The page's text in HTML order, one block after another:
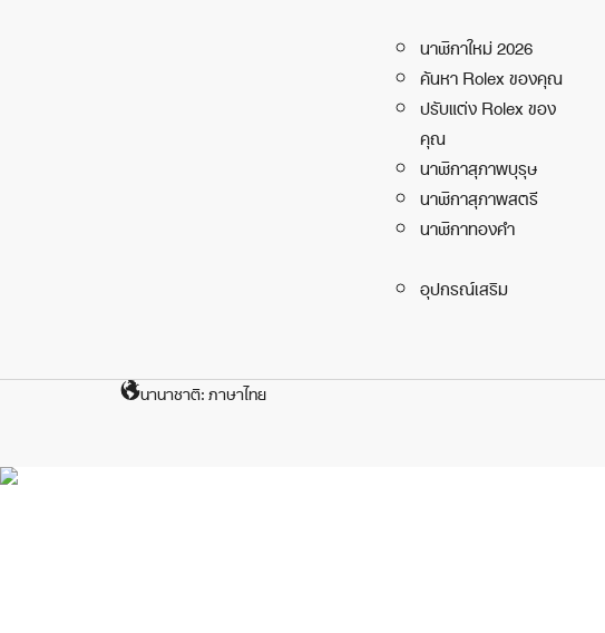
นาฬิกาใหม่ 2026
ค้นหา Rolex ของคุณ
ปรับแต่ง Rolex ของ
คุณ
นาฬิกาสุภาพบุรุษ
นาฬิกาสุภาพสตรี
นาฬิกาทองคำ
อุปกรณ์เสริม
นานาชาติ: ภาษาไทย